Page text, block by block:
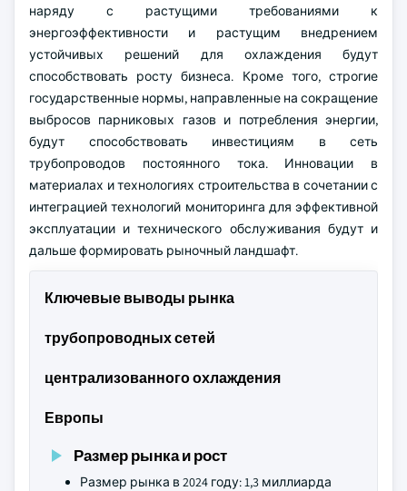
наряду с растущими требованиями к
энергоэффективности и растущим внедрением
устойчивых решений для охлаждения будут
способствовать росту бизнеса. Кроме того, строгие
государственные нормы, направленные на сокращение
выбросов парниковых газов и потребления энергии,
будут способствовать инвестициям в сеть
трубопроводов постоянного тока. Инновации в
материалах и технологиях строительства в сочетании с
интеграцией технологий мониторинга для эффективной
эксплуатации и технического обслуживания будут и
дальше формировать рыночный ландшафт.
Ключевые выводы рынка
трубопроводных сетей
централизованного охлаждения
Европы
Размер рынка и рост
Размер рынка в 2024 году: 1,3 миллиарда